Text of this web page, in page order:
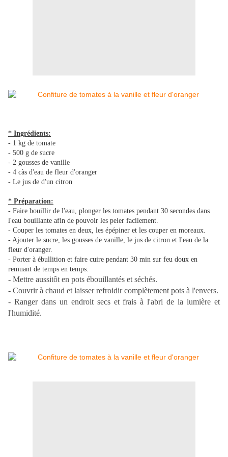
* Ingrédients:
- 1 kg de tomate
- 500 g de sucre
- 2 gousses de vanille
- 4 càs d'eau de fleur d'oranger
- Le jus de d'un citron
* Préparation:
- Faire bouillir de l'eau, plonger les tomates pendant 30 secondes dans
l'eau bouillante afin de pouvoir les peler facilement.
- Couper les tomates en deux, les épépiner et les couper en moreaux.
- Ajouter le sucre, les gousses de vanille, le jus de citron et l'eau de la
fleur d'oranger.
- Porter à ébullition et faire cuire pendant 30 min sur feu doux en
remuant de temps en temps.
- Mettre aussitôt en pots ébouillantés et séchés.
- Couvrir à chaud et laisser refroidir complètement pots à l'envers.
- Ranger dans un endroit secs et frais à l'abri de la lumière et
l'humidité.